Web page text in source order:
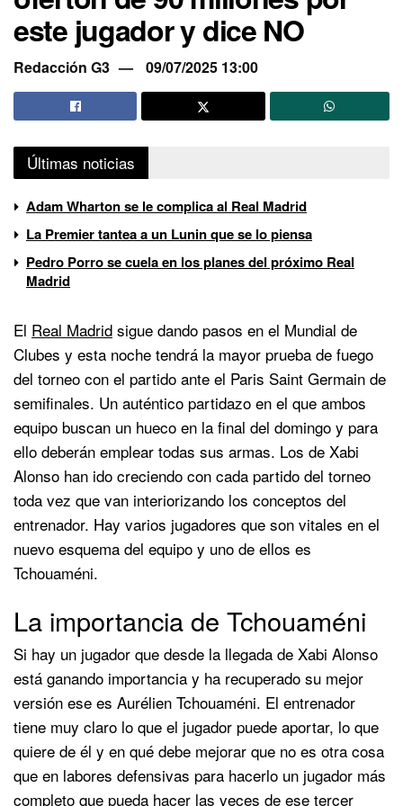
este jugador y dice NO
Redacción G3 09/07/2025 13:00
Últimas noticias
Adam Wharton se le complica al Real Madrid
La Premier tantea a un Lunin que se lo piensa
Pedro Porro se cuela en los planes del próximo Real
Madrid
El Real Madrid sigue dando pasos en el Mundial de
Clubes y esta noche tendrá la mayor prueba de fuego
del torneo con el partido ante el Paris Saint Germain de
semifinales. Un auténtico partidazo en el que ambos
equipo buscan un hueco en la final del domingo y para
ello deberán emplear todas sus armas. Los de Xabi
Alonso han ido creciendo con cada partido del torneo
toda vez que van interiorizando los conceptos del
entrenador. Hay varios jugadores que son vitales en el
nuevo esquema del equipo y uno de ellos es
Tchouaméni.
La importancia de Tchouaméni
Si hay un jugador que desde la llegada de Xabi Alonso
está ganando importancia y ha recuperado su mejor
versión ese es Aurélien Tchouaméni. El entrenador
tiene muy claro lo que el jugador puede aportar, lo que
quiere de él y en qué debe mejorar que no es otra cosa
que en labores defensivas para hacerlo un jugador más
completo que pueda hacer las veces de ese tercer